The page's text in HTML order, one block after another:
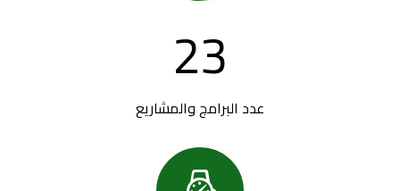
23
عدد البرامج والمشاريع